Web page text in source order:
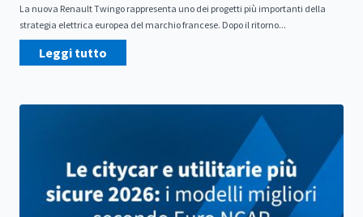
La nuova Renault Twingo rappresenta uno dei progetti più importanti della
strategia elettrica europea del marchio francese. Dopo il ritorno...
Leggi tutto